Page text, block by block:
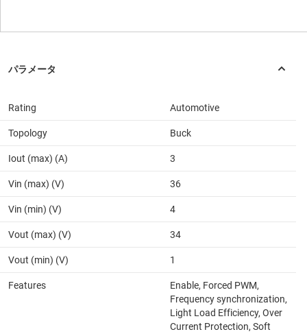
Rating Automotive
Topology Buck
Iout (max) (A) 3
Vin (max) (V) 36
Vin (min) (V) 4
Vout (max) (V) 34
Vout (min) (V) 1
Features
Enable, Forced PWM,
Frequency synchronization,
Light Load Efficiency, Over
Current Protection, Soft